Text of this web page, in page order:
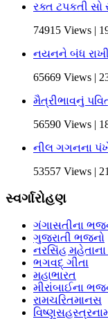
રક્ત ટપકતી સો
74915 Views |
નયનને બંધ
65669 Views |
મૈત્રીભાવનું
56590 Views |
નીલ ગગનના
53557 Views |
સ્વર્ગારોહણ
ગંગાસતીના
ગુજરાતી ભજનો
નરસિંહ
ભગવદ્ ગીતા
મહાભારત
મીરાંબાઈના
રામચરિતમાનસ